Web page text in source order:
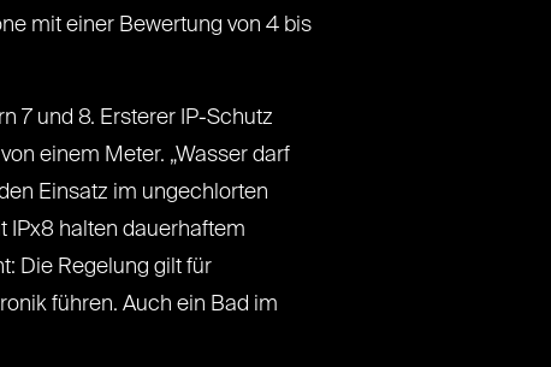
mit einer Bewertung von 4 bis
7 und 8. Ersterer IP-Schutz
einem Meter. „Wasser darf
Einsatz im ungechlorten
IPx8 halten dauerhaftem
Die Regelung gilt für
führen. Auch ein Bad im